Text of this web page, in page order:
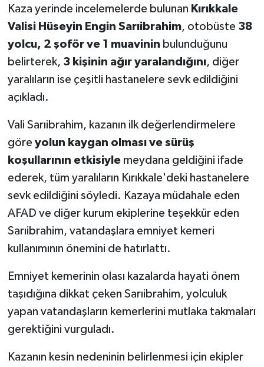
Kaza yerinde incelemelerde bulunan Kırıkkale
Valisi Hüseyin Engin Sarıibrahim, otobüste 38
yolcu, 2 şoför ve 1 muavinin bulunduğunu
belirterek, 3 kişinin ağır yaralandığını, diğer
yaralıların ise çeşitli hastanelere sevk edildiğini
açıkladı.
Vali Sarıibrahim, kazanın ilk değerlendirmelere
göre yolun kaygan olması ve sürüş
koşullarının etkisiylemeydana geldiğini ifade
ederek, tüm yaralıların Kırıkkale'deki hastanelere
sevk edildiğini söyledi. Kazaya müdahale eden
AFAD ve diğer kurum ekiplerine teşekkür eden
Sarıibrahim, vatandaşlara emniyet kemeri
kullanımının önemini de hatırlattı.
Emniyet kemerinin olası kazalarda hayati önem
taşıdığına dikkat çeken Sarıibrahim, yolculuk
yapan vatandaşların kemerlerini mutlaka takmaları
gerektiğini vurguladı.
Kazanın kesin nedeninin belirlenmesi için ekipler